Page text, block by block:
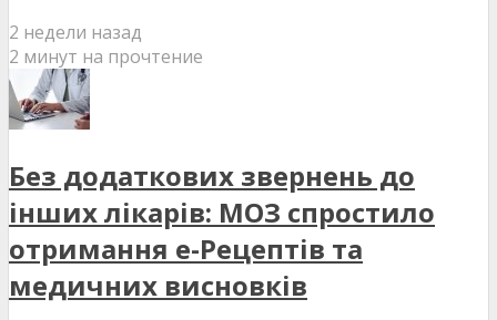
2 недели назад
2 минут на прочтение
Без додаткових звернень до
інших лікарів: МОЗ спростило
отримання е-Рецептів та
медичних висновків